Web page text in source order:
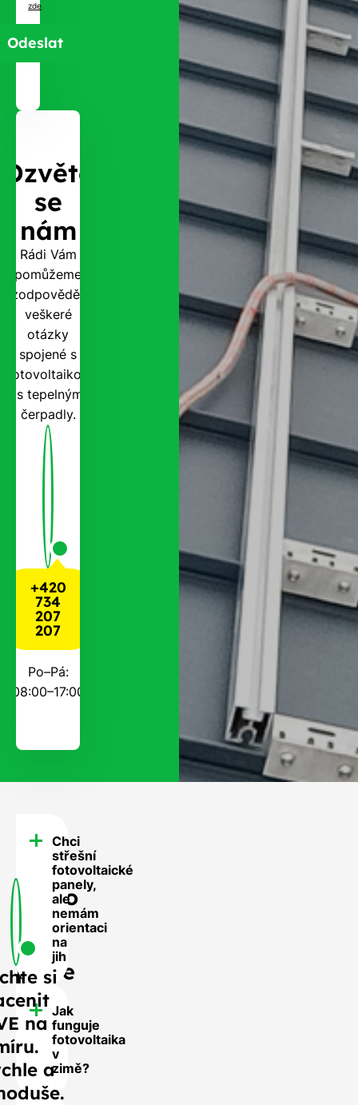
Ozvěte
se
nám
Rádi Vám
pomůžeme
zodpovědět
veškeré
otázky
spojené s
fotovoltaikou
i s tepelnými
čerpadly.
+420
734
207
207
Po–Pá:
08:00–17:00
zde
FAQ
-
Často
se
nás
ptáte
Chci
střešní
fotovoltaické
panely,
ale
nemám
orientaci
na
jih
Jak
funguje
fotovoltaika
v
zimě?
si
na
a